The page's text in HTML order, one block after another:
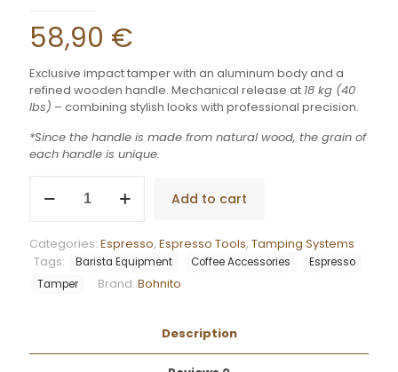
58,90 €
Exclusive impact tamper with an aluminum body and a
refined wooden handle. Mechanical release at 18 kg (40
lbs) – combining stylish looks with professional precision.
*Since the handle is made from natural wood, the grain of
each handle is unique.
Impact
Wood
quantity
Add to cart
Categories: Espresso, Espresso Tools, Tamping Systems
Tags:
Barista Equipment Coffee Accessories
Espresso
Tamper
Brand: Bohnito
Description